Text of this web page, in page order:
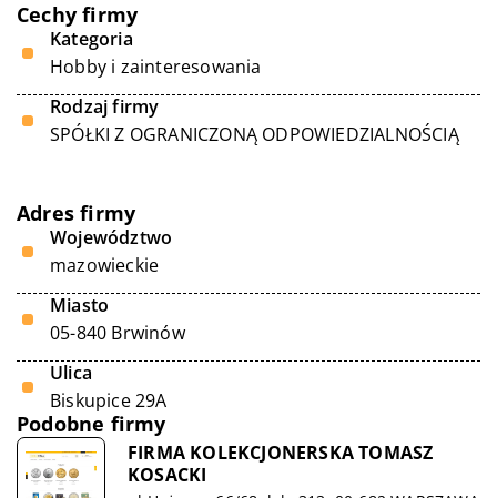
Cechy firmy
Kategoria
Hobby i zainteresowania
Rodzaj firmy
SPÓŁKI Z OGRANICZONĄ ODPOWIEDZIALNOŚCIĄ
Adres firmy
Województwo
mazowieckie
Miasto
05-840 Brwinów
Ulica
Biskupice 29A
Podobne firmy
FIRMA KOLEKCJONERSKA TOMASZ
KOSACKI